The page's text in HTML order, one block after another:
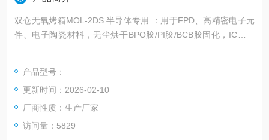
双仓无氧烤箱MOL-2DS 半导体专用 ：用于FPD、高精密电子元
件、电子陶瓷材料，无尘烘干BPO胶/PI胶/BCB胶固化，IC（晶
圆、CMOS、Bumping、TSV、MENS、指纹识别）、，电工产
用。
产品型号：
更新时间：2026-02-10
厂商性质：生产厂家
访问量：5829